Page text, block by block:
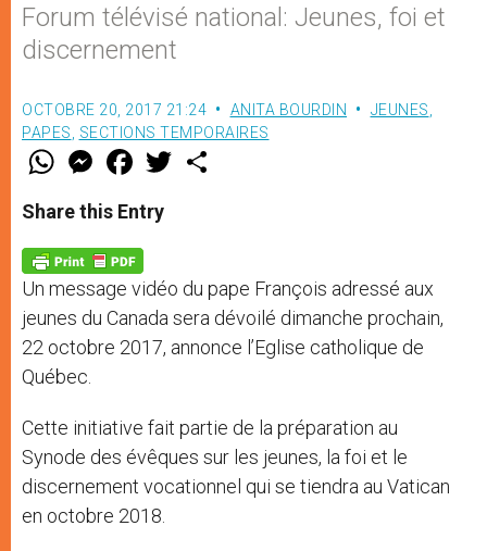
Forum télévisé national: Jeunes, foi et
discernement
OCTOBRE 20, 2017 21:24 ANITA BOURDIN JEUNES
PAPES
SECTIONS TEMPORAIRES
W
t
s
p
p
M
e
s
e
g
e
r
F
a
e
b
o
k
w
Share this Entry
Un message vidéo du pape François adressé aux
jeunes du Canada sera dévoilé dimanche prochain,
22 octobre 2017, annonce l’Eglise catholique de
Québec.
Cette initiative fait partie de la préparation au
Synode des évêques sur les jeunes, la foi et le
discernement vocationnel qui se tiendra au Vatican
en octobre 2018.